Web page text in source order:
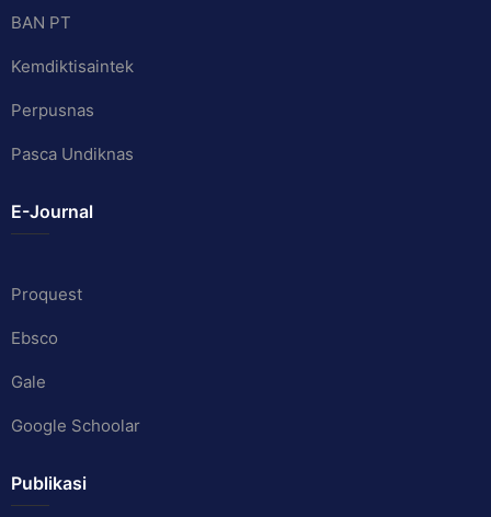
BAN PT
Kemdiktisaintek
Perpusnas
Pasca Undiknas
E-Journal
Proquest
Ebsco
Gale
Google Schoolar
Publikasi